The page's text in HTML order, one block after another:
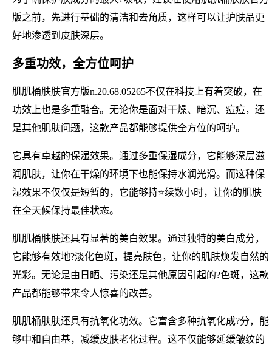
版之前，先进行基础的清洁和去角质，这样可以让护肤品更
好地渗透到皮肤深层。
多重功效，全方位呵护
肌肌桶肤肤官方版n.20.68.05265不仅在科技上有着突破，在
功效上也是多重融合。无论你是面对干燥、暗沉、痘痘，还
是其他肌肤问题，这款产品都能够提供全方位的呵护。
它具有卓越的保湿效果。通过多重保湿成分，它能够深层滋
润肌肤，让你在干燥的环境下也能保持水润光滑。而这种保
湿效果不仅仅是短暂的，它能够持⭐续数小时，让你的肌肤
在全天候保持最佳状态。
肌肌桶肤肤还具有显著的美白效果。通过独特的美白成分，
它能够有效地?淡化色斑，提亮肤色，让你的肌肤焕发自然的
光彩。无论是由日晒、污染还是其他原因引起的?色斑，这款
产品都能够带来令人惊喜的改善。
肌肌桶肤肤还具有抗氧化功效。它富含多种抗氧化成?分，能
够中和自由基，减缓皮肤老化过程。这不仅能够延缓皱纹的